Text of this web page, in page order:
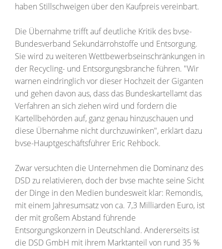
haben Stillschweigen über den Kaufpreis vereinbart.
Die Übernahme trifft auf deutliche Kritik des bvse-
Bundesverband Sekundärrohstoffe und Entsorgung.
Sie wird zu weiteren Wettbewerbseinschränkungen in
der Recycling- und Entsorgungsbranche führen. "Wir
warnen eindringlich vor dieser Hochzeit der Giganten
und gehen davon aus, dass das Bundeskartellamt das
Verfahren an sich ziehen wird und fordern die
Kartellbehörden auf, ganz genau hinzuschauen und
diese Übernahme nicht durchzuwinken", erklärt dazu
bvse-Hauptgeschäftsführer Eric Rehbock.
Zwar versuchten die Unternehmen die Dominanz des
DSD zu relativieren, doch der bvse machte seine Sicht
der Dinge in den Medien bundesweit klar: Remondis,
mit einem Jahresumsatz von ca. 7,3 Milliarden Euro, ist
der mit großem Abstand führende
Entsorgungskonzern in Deutschland. Andererseits ist
die DSD GmbH mit ihrem Marktanteil von rund 35 %